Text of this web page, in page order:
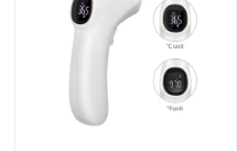
concentratore
alto concentratore